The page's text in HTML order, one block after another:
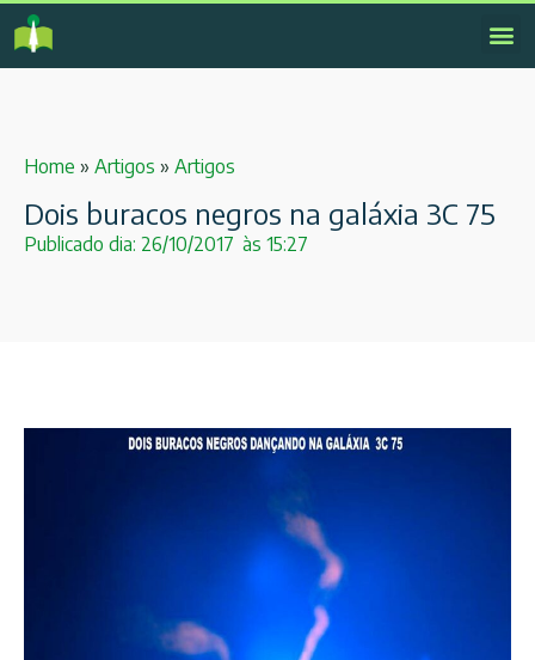
Home » Artigos » Artigos
Dois buracos negros na galáxia 3C 75
Publicado dia: 26/10/2017 às 15:27